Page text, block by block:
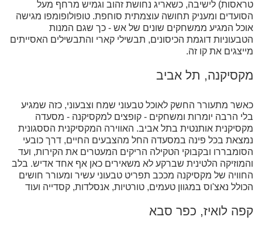
טראסות) לישיבה, כשאריג נחושת זהוב וגמיש מרחף מעל
הסועדים ומעניק תחושה עוצמתית סוחפת. טופולופומפו מגישה
אוכל המגיע ממשחקים שונים של אש - כך שגם המנות
הטבעוניות דוגמת הכיסונים, תבשילי קארי והתבשילים האסייתים
מייצגים את קו זה.
מקסיקנה, תל אביב
כאשר מתעורר החשק לאוכל טבעוני שמח וצבעוני, כזה שמגיע
בלי הרבה יומרות ומשחקים - קופצים למקסיקנה - מסעדה
מקסיקנית אותנטית בתל אביב. האווירה המקסיקנית הססגונית
נמצאת בכל פינה במסעדה החל מהצבעים החיים, דרך כובעי
הסומבררו ובקבוקי הטקילה הריקים המעטרים את הקירות, ועד
והמוזיקה הלטינית שברקע לא משאירים כאן אף אחד אדיש. בלב
החוויה של מקסיקנה מככב תפריט טבעוני עשיר ומעורר חושים
הכולל נאצ'וס במגוון טעמים, טורטיות, אנסלדות, קסדייה ועוד
קפה לואיז, כפר סבא